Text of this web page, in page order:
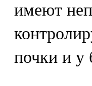
имеют
почки и у